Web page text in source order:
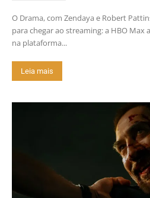
O Drama, com Zendaya e Robert
para chegar ao streaming: a HBO
na plataforma...
Leia mais